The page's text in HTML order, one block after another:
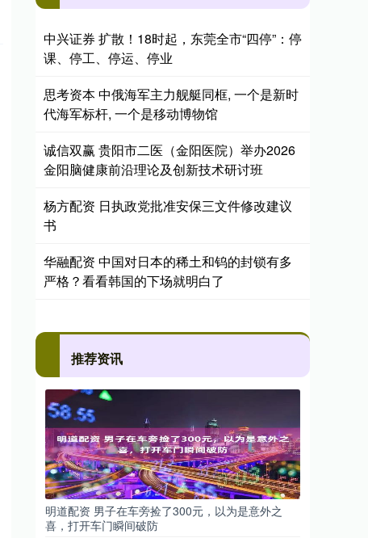
中兴证券 扩散！18时起，东莞全市“四停”：停
课、停工、停运、停业
思考资本 中俄海军主力舰艇同框, 一个是新时
代海军标杆, 一个是移动博物馆
诚信双赢 贵阳市二医（金阳医院）举办2026
金阳脑健康前沿理论及创新技术研讨班
杨方配资 日执政党批准安保三文件修改建议
书
华融配资 中国对日本的稀土和钨的封锁有多
严格？看看韩国的下场就明白了
推荐资讯
明道配资 男子在车旁捡了300元，以为是意外之
喜，打开车门瞬间破防